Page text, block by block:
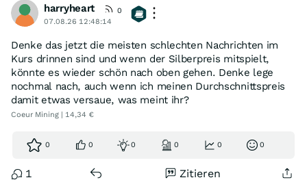
harryheart
0
07.08.26 12:48:14
Denke das jetzt die meisten schlechten Nachrichten im
Kurs drinnen sind und wenn der Silberpreis mitspielt,
könnte es wieder schön nach oben gehen. Denke lege
nochmal nach, auch wenn ich meinen Durchschnittspreis
damit etwas versaue, was meint ihr?
Coeur Mining | 14,34 €
0 0 0 0 0 0
1 Zitieren